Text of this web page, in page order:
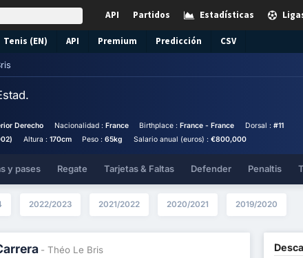
Estadísticas
Partidos
API
Tenis (EN) API Premium Predicción CSV
Derecho Nacionalidad : France Birthplace :France - France Dorsal : #11
Altura : 170cm Peso :65kg Salario anual (euros) : €800,000
y pases Regate Tarjetas & Faltas Defender Penaltis
2022/2023 2021/2022 2020/2021 2019/2020
- Théo Le Bris